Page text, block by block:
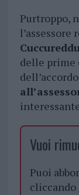
Purtroppo,
delle prime
Vuoi
Puoi
cliccando